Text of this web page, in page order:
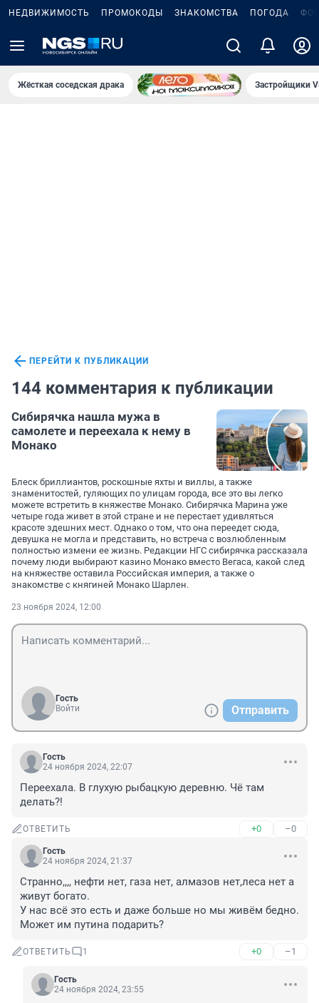
НЕДВИЖИМОСТЬ ПРОМОКОДЫ ЗНАКОМСТВА ПОГОДА
Жёсткая соседская драка Застройщики
ПЕРЕЙТИ К ПУБЛИКАЦИИ
144 комментария к публикации
Сибирячка нашла мужа в
самолете и переехала к нему в
Монако
Блеск бриллиантов, роскошные яхты и виллы, а также
знаменитостей, гуляющих по улицам города, все это вы легко
можете встретить в княжестве Монако. Сибирячка Марина уже
четыре года живет в этой стране и не перестает удивляться
красоте здешних мест. Однако о том, что она переедет сюда,
девушка не могла и представить, но встреча с возлюбленным
полностью измени ее жизнь. Редакции НГС сибирячка рассказала
почему люди выбирают казино Монако вместо Вегаса, какой след
на княжестве оставила Российская империя, а также о
знакомстве с княгиней Монако Шарлен.
23 ноября 2024, 12:00
Гость
Войти
Отправить
Гость
24 ноября 2024, 22:07
Переехала. В глухую рыбацкую деревню. Чё там
делать?!
ОТВЕТИТЬ +0 –0
Гость
24 ноября 2024, 21:37
Странно,,,, нефти нет, газа нет, алмазов нет,леса нет а
живут богато.
У нас всё это есть и даже больше но мы живём бедно.
Может им путина подарить?
ОТВЕТИТЬ 1 +0 –1
Гость
24 ноября 2024, 23:55